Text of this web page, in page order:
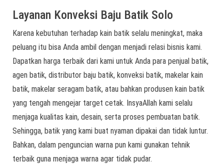
Layanan Konveksi Baju Batik Solo
Karena kebutuhan terhadap kain batik selalu meningkat, maka
peluang itu bisa Anda ambil dengan menjadi relasi bisnis kami.
Dapatkan harga terbaik dari kami untuk Anda para penjual batik,
agen batik, distributor baju batik, konveksi batik, makelar kain
batik, makelar seragam batik, atau bahkan produsen kain batik
yang tengah mengejar target cetak. InsyaAllah kami selalu
menjaga kualitas kain, desain, serta proses pembuatan batik.
Sehingga, batik yang kami buat nyaman dipakai dan tidak luntur.
Bahkan, dalam penguncian warna pun kami gunakan tehnik
terbaik guna menjaga warna agar tidak pudar.